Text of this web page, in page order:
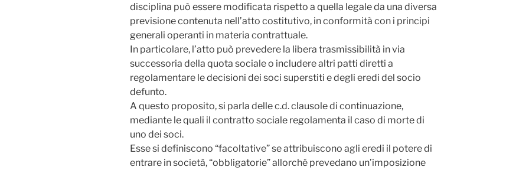
disciplina può essere modificata rispetto a quella legale da una diversa
previsione contenuta nell’atto costitutivo, in conformità con i principi
generali operanti in materia contrattuale.
In particolare, l’atto può prevedere la libera trasmissibilità in via
successoria della quota sociale o includere altri patti diretti a
regolamentare le decisioni dei soci superstiti e degli eredi del socio
defunto.
A questo proposito, si parla delle c.d. clausole di continuazione,
mediante le quali il contratto sociale regolamenta il caso di morte di
uno dei soci.
Esse si definiscono “facoltative” se attribuiscono agli eredi il potere di
entrare in società, “obbligatorie” allorché prevedano un’imposizione